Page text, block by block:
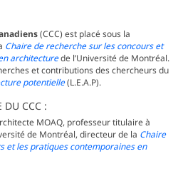
(CCC) est placé sous la
Chaire de recherche sur les concours et
architecturede l’Université de Montréal.
et contributions des chercheurs du
potentielle(L.E.A.P).
DU CCC :
MOAQ, professeur titulaire à
de Montréal, directeur de la Chaire
et les pratiques contemporaines en